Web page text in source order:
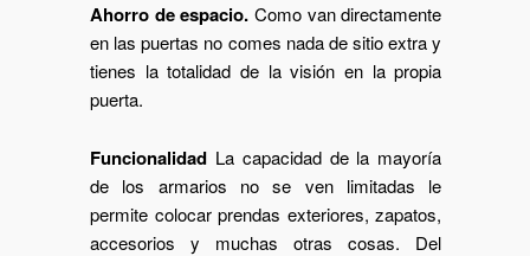
Ahorro de espacio. Como van directamente
en las puertas no comes nada de sitio extra y
tienes la totalidad de la visión en la propia
puerta.
Funcionalidad La capacidad de la mayoría
de los armarios no se ven limitadas le
permite colocar prendas exteriores, zapatos,
accesorios y muchas otras cosas. Del